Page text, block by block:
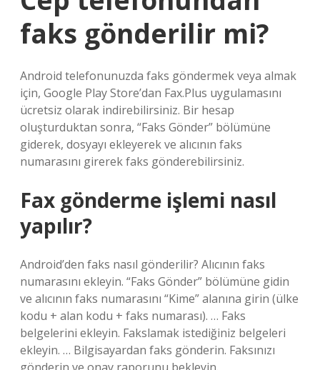
faks gönderilir mi?
Android telefonunuzda faks göndermek veya almak
için, Google Play Store’dan Fax.Plus uygulamasını
ücretsiz olarak indirebilirsiniz. Bir hesap
oluşturduktan sonra, “Faks Gönder” bölümüne
giderek, dosyayı ekleyerek ve alıcının faks
numarasını girerek faks gönderebilirsiniz.
Fax gönderme işlemi nasıl
yapılır?
Android’den faks nasıl gönderilir? Alıcının faks
numarasını ekleyin. “Faks Gönder” bölümüne gidin
ve alıcının faks numarasını “Kime” alanına girin (ülke
kodu + alan kodu + faks numarası). … Faks
belgelerini ekleyin. Fakslamak istediğiniz belgeleri
ekleyin. … Bilgisayardan faks gönderin. Faksınızı